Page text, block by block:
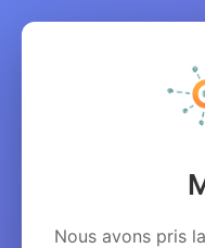
Nous avons pris